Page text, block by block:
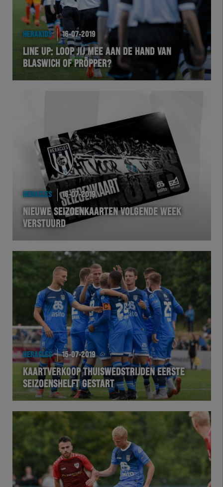
HERAKIDS 16-07-2019
LINE UP: LOOP JIJ MEE AAN DE HAND VAN
BLASWICH OF PRÖPPER?
HERACLES 16-07-2019
NIEUWE SEIZOENKAARTEN VOLGENDE WEEK
VERSTUURD
HERACLES 15-07-2019
KAARTVERKOOP THUISWEDSTRIJDEN EERSTE
SEIZOENSHELFT GESTART